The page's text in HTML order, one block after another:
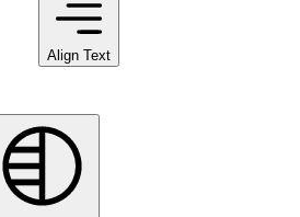
Align Text